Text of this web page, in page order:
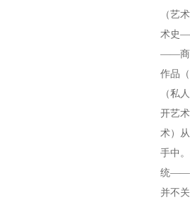
（艺
术史
——商
作品
（私
开艺
术）
手中
统——
并不